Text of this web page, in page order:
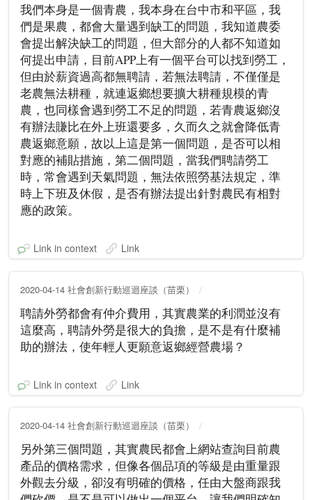
我們本身是一個青農，我本身在台中市和平區，我
們是果農，都會大量遇到缺工的問題，我知道農委
會提出解決缺工的問題，但大部分的人都不知道如
何提出申請，目前APP上有一個平台可以找到勞工，
但由於薪資過高都無聘請，若無法聘請，不僅僅是
老農無法耕種，就連返鄉想要擴大耕種規模的青
農，也同樣會遇到勞工不足的問題，若青農返鄉沒
有辦法賺比在外上班還要多，久而久之就會降低青
農返鄉意願，故以上這是第一個問題，是否可以相
對應的補貼措施，第二個問題，當我們聘請勞工
時，常會遇到天氣問題，無法依照勞基法規定，準
時上下班及休假，是否有辦法提出針對農民有相對
應的政策。
Link in context Link
2020-04-14 社會創新行動巡迴座談（苗栗）
聘請外勞都會有仲介費用，其實農業的利潤並沒有
這麼高，聘請外勞是很大的負擔，是不是有什麼補
助的辦法，使年輕人更願意返鄉經營農場？
Link in context Link
2020-04-14 社會創新行動巡迴座談（苗栗）
另外第三個問題，其實農民都會上網站查詢目前農
產品的價格需求，但像各個品項的等級是由重量跟
外觀去分級，卻沒有明確的價格，任由大盤商跟我